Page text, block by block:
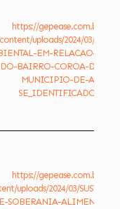
https://gepease.com.br/
content/uploads/2024/03/
EM-RELACAO-AO-
DO-BAIRRO-COROA-DO-
MUNICIPIO-DE-
https://gepease.com.br/
uploads/2024/03/
E-SOBERANIA-ALIMENTAR-